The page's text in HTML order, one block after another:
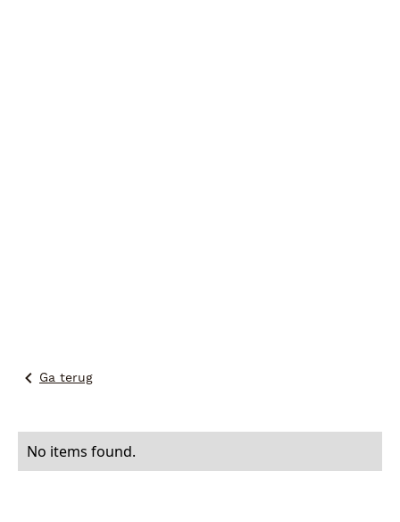
Ga terug
No items found.